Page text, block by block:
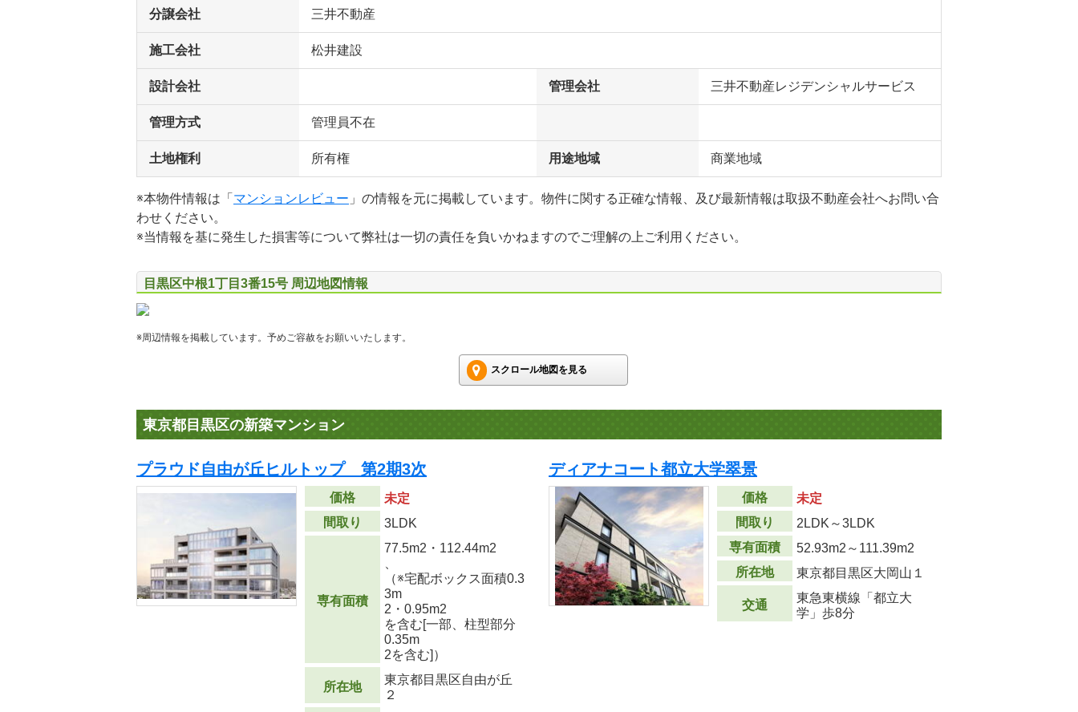
分譲会社 三井不動産
施工会社 松井建設
設計会社 管理会社 三井不動産レジデンシャルサービス
管理方式 管理員不在
土地権利 所有権 用途地域 商業地域
※本物件情報は「 マンションレビュー 」の情報を元に掲載しています。物件に関する正確な情報、及び最新情報は取扱不動産会社へお問い合
わせください。
※当情報を基に発生した損害等について弊社は一切の責任を負いかねますのでご理解の上ご利用ください。
目黒区中根1丁目3番15号 周辺地図情報
※周辺情報を掲載しています。予めご容赦をお願いいたします。
スクロール地図を見る
東京都目黒区の新築マンション
プラウド自由が丘ヒルトップ 第2期3次
価格
未定
間取り
3LDK
専有面積
77.5m2 ・112.44m2
（※宅配ボックス面積0.3
3m
2 ・0.95m2
を含む[一部、柱型部分
0.35m
2を含む]）
所在地
東京都目黒区自由が丘
２
ディアナコート都立大学翠景
価格
未定
間取り
2LDK～3LDK
専有面積
52.93m2 ～111.39m2
所在地
東京都目黒区大岡山１
交通
東急東横線「都立大
学」歩8分